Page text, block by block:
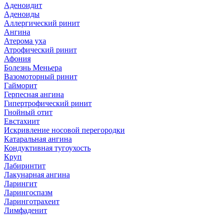
Аденоидит
Аденоиды
Аллергический ринит
Ангина
Атерома уха
Атрофический ринит
Афония
Болезнь Меньера
Вазомоторный ринит
Гайморит
Герпесная ангина
Гипертрофический ринит
Гнойный отит
Евстахиит
Искривление носовой перегородки
Катаральная ангина
Кондуктивная тугоухость
Круп
Лабиринтит
Лакунарная ангина
Ларингит
Ларингоспазм
Ларинготрахеит
Лимфаденит